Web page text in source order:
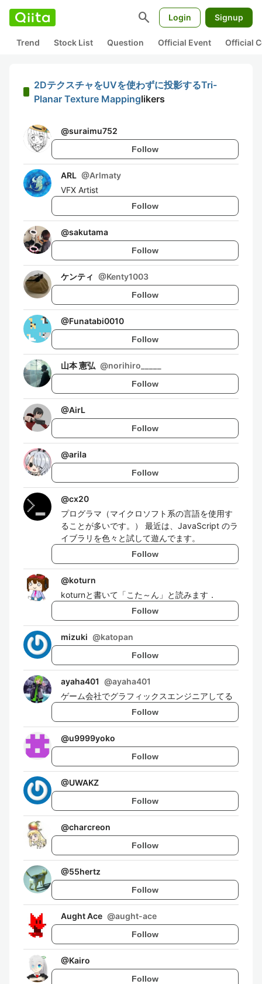
search Login Signup
Trend Stock List Question Official Event Official
2DテクスチャをUVを使わずに投影するTri-
Planar Texture Mappinglikers
@suraimu752
Follow
ARL @Arlmaty
VFX Artist
Follow
@sakutama
Follow
ケンティ @Kenty1003
Follow
@Funatabi0010
Follow
山本 憲弘 @norihiro_____
Follow
@AirL
Follow
@arila
Follow
@cx20
プログラマ（マイクロソフト系の言語を使用す
ることが多いです。） 最近は、JavaScript のラ
イブラリを色々と試して遊んでます。
Follow
@koturn
koturnと書いて「こた～ん」と読みます．
Follow
mizuki @katopan
Follow
ayaha401 @ayaha401
ゲーム会社でグラフィックスエンジニアしてる
Follow
@u9999yoko
Follow
@UWAKZ
Follow
@charcreon
Follow
@55hertz
Follow
Aught Ace @aught-ace
Follow
@Kairo
Follow